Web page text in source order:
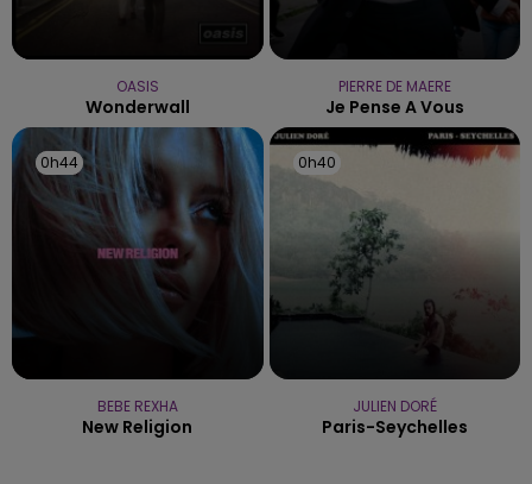
OASIS
Wonderwall
PIERRE DE MAERE
Je Pense A Vous
0h44
0h44
BEBE REXHA
New Religion
0h40
0h40
JULIEN DORÉ
Paris-Seychelles